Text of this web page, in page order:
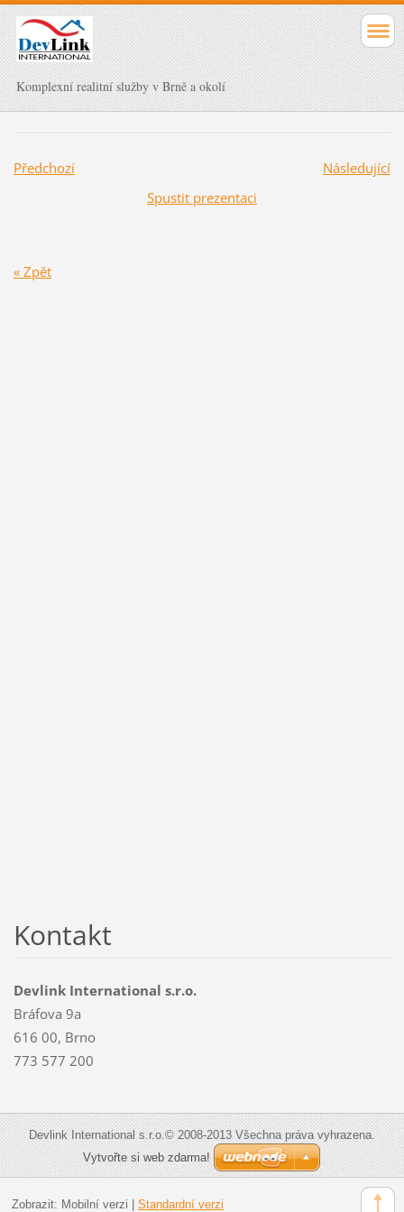
Komplexní realitní služby v Brně a okolí
Předchozí
Následující
Spustit prezentaci
« Zpět
Kontakt
Devlink International s.r.o.
Bráfova 9a
616 00, Brno
773 577 200
Devlink International s.r.o.© 2008-2013 Všechna práva vyhrazena.
Vytvořte si web zdarma!
Zobrazit: Mobilní verzi Standardní verzi